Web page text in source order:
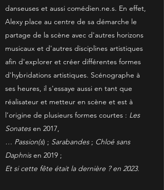
danseuses et aussi comédien.ne.s. En effet,
Alexy place au centre de sa démarche le
partage de la scène avec d'autres horizons
musicaux et d'autres disciplines artistiques
afin d'explorer et créer différentes formes
d'hybridations artistiques. Scénographe à
ses heures, il s'essaye aussi en tant que
réalisateur et metteur en scène et est à
l’origine de plusieurs formes courtes : Les
Sonatesen 2017,
… Passion(s) ; Sarabandes; Chloé sans
Daphnisen 2019 ;
Et si cette fête était la dernière ? en 2023.